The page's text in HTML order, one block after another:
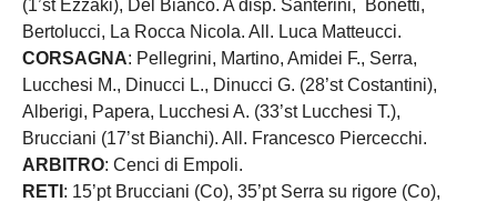
(1’st Ezzaki), Del Bianco. A disp. Santerini, Bonetti,
Bertolucci, La Rocca Nicola. All. Luca Matteucci.
CORSAGNA: Pellegrini, Martino, Amidei F., Serra,
Lucchesi M., Dinucci L., Dinucci G. (28’st Costantini),
Alberigi, Papera, Lucchesi A. (33’st Lucchesi T.),
Brucciani (17’st Bianchi). All. Francesco Piercecchi.
ARBITRO: Cenci di Empoli.
RETI : 15’pt Brucciani (Co), 35’pt Serra su rigore (Co),